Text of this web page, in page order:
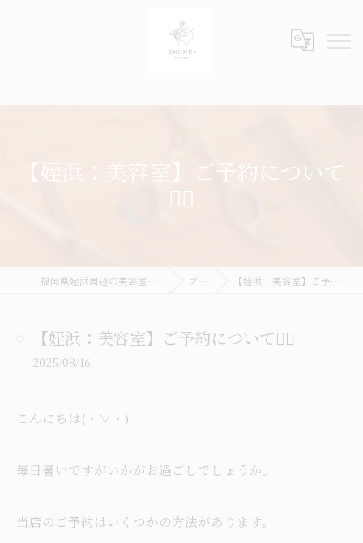
【姪浜：美容室】ご予約について
🙋‍♀️
福岡県姪浜周辺の美容室ならENONN+ ブログ 【姪浜：美容室】ご予約について🙋‍♀️
【姪浜：美容室】ご予約について🙋‍♀️
2025/08/16
こんにちは(・∀・)
毎日暑いですがいかがお過ごしでしょうか。
当店のご予約はいくつかの方法があります。